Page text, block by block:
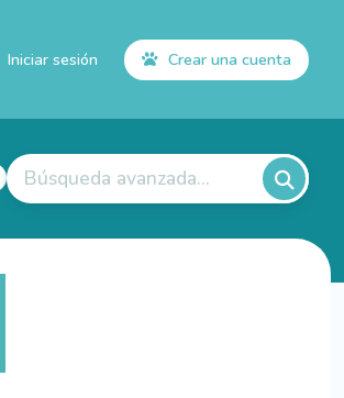
Iniciar sesión Crear una cuenta
Búsqueda avanzada...